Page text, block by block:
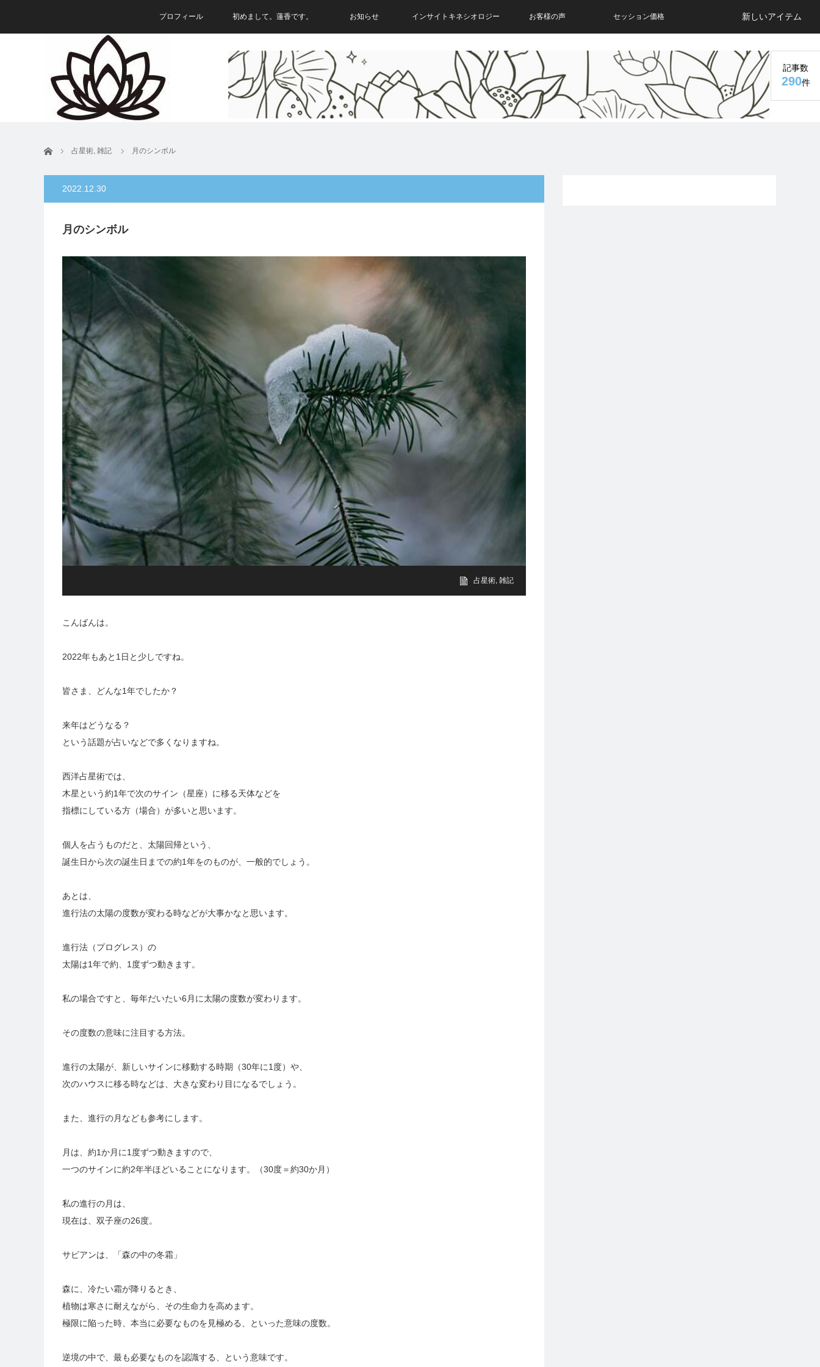
プロフィール 初めまして。蓮香です。 お知らせ インサイトキネシオロジー お客様の声 セッション価格 新しいアイテム
記事数
290件
ホーム 占星術, 雑記 月のシンボル
2022.12.30
月のシンボル
占星術, 雑記
こんばんは。
2022年もあと1日と少しですね。
皆さま、どんな1年でしたか？
来年はどうなる？
という話題が占いなどで多くなりますね。
西洋占星術では、
木星という約1年で次のサイン（星座）に移る天体などを
指標にしている方（場合）が多いと思います。
個人を占うものだと、太陽回帰という、
誕生日から次の誕生日までの約1年をのものが、一般的でしょう。
あとは、
進行法の太陽の度数が変わる時などが大事かなと思います。
進行法（プログレス）の
太陽は1年で約、1度ずつ動きます。
私の場合ですと、毎年だいたい6月に太陽の度数が変わります。
その度数の意味に注目する方法。
進行の太陽が、新しいサインに移動する時期（30年に1度）や、
次のハウスに移る時などは、大きな変わり目になるでしょう。
また、進行の月なども参考にします。
月は、約1か月に1度ずつ動きますので、
一つのサインに約2年半ほどいることになります。（30度＝約30か月）
私の進行の月は、
現在は、双子座の26度。
サビアンは、「森の中の冬霜」
森に、冷たい霜が降りるとき、
植物は寒さに耐えながら、その生命力を高めます。
極限に陥った時、本当に必要なものを見極める、といった意味の度数。
逆境の中で、最も必要なものを認識する、という意味です。